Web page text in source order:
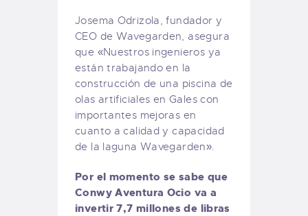
Josema Odrizola, fundador y
CEO de Wavegarden, asegura
que «Nuestros ingenieros ya
están trabajando en la
construcción de una piscina de
olas artificiales en Gales con
importantes mejoras en
cuanto a calidad y capacidad
de la laguna Wavegarden».
Por el momento se sabe que
Conwy Aventura Ocio va a
invertir 7,7 millones de libras